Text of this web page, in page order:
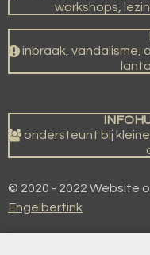
workshops,
inbraak, vandalisme,
ondersteunt bij
© 2020 - 2022 Website
Engelbertink